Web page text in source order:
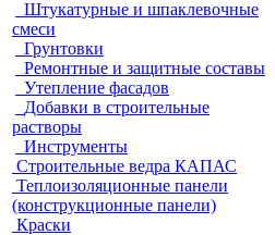
Штукатурные и шпаклевочные
смеси
Грунтовки
Ремонтные и защитные составы
Утепление фасадов
Добавки в строительные
растворы
Инструменты
Строительные ведра КАПАС
Теплоизоляционные панели
(конструкционные панели)
Краски